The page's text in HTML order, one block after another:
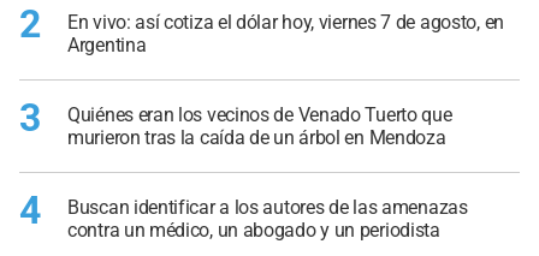
2
En vivo: así cotiza el dólar hoy, viernes 7 de agosto, en
Argentina
3
Quiénes eran los vecinos de Venado Tuerto que
murieron tras la caída de un árbol en Mendoza
4
Buscan identificar a los autores de las amenazas
contra un médico, un abogado y un periodista